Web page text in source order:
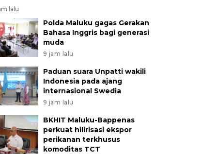
lalu
Polda Maluku gagas Gerakan
Bahasa Inggris bagi generasi
muda
9 jam lalu
Paduan suara Unpatti wakili
Indonesia pada ajang
internasional Swedia
9 jam lalu
BKHIT Maluku-Bappenas
perkuat hilirisasi ekspor
perikanan terkhusus
komoditas TCT